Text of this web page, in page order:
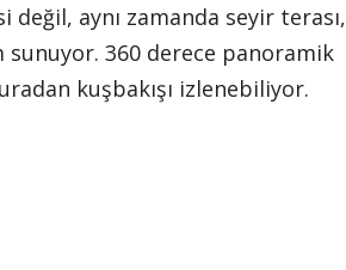
değil, aynı zamanda seyir terası,
360 derece panoramik
kuşbakışı izlenebiliyor.